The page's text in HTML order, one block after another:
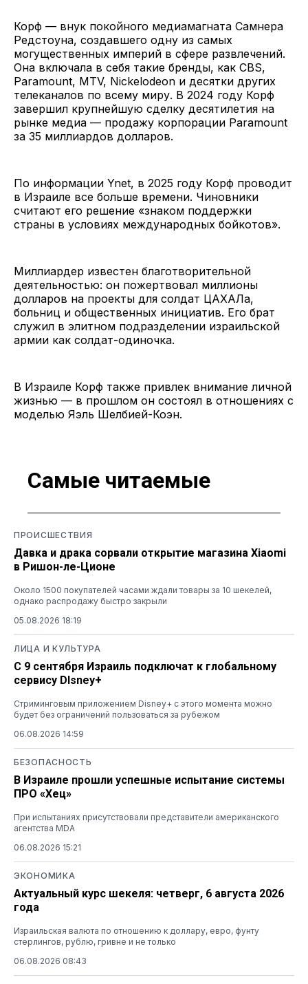
Корф — внук покойного медиамагната Самнера
Редстоуна, создавшего одну из самых
могущественных империй в сфере развлечений.
Она включала в себя такие бренды, как CBS,
Paramount, MTV, Nickelodeon и десятки других
телеканалов по всему миру. В 2024 году Корф
завершил крупнейшую сделку десятилетия на
рынке медиа — продажу корпорации Paramount
за 35 миллиардов долларов.
По информации Ynet, в 2025 году Корф проводит
в Израиле все больше времени. Чиновники
считают его решение «знаком поддержки
страны в условиях международных бойкотов».
Миллиардер известен благотворительной
деятельностью: он пожертвовал миллионы
долларов на проекты для солдат ЦАХАЛа,
больниц и общественных инициатив. Его брат
служил в элитном подразделении израильской
армии как солдат-одиночка.
В Израиле Корф также привлек внимание личной
жизнью — в прошлом он состоял в отношениях с
моделью Яэль Шелбией-Коэн.
Самые читаемые
ПРОИСШЕСТВИЯ
Давка и драка сорвали открытие магазина Xiaomi
в Ришон-ле-Ционе
Около 1500 покупателей часами ждали товары за 10 шекелей,
однако распродажу быстро закрыли
05.08.2026 18:19
ЛИЦА И КУЛЬТУРА
С 9 сентября Израиль подключат к глобальному
сервису DIsney+
Стриминговым приложением Disney+ с этого момента можно
будет без ограничений пользоваться за рубежом
06.08.2026 14:59
БЕЗОПАСНОСТЬ
В Израиле прошли успешные испытание системы
ПРО «Хец»
При испытаниях присутствовали представители американского
агентства MDA
06.08.2026 15:21
ЭКОНОМИКА
Актуальный курс шекеля: четверг, 6 августа 2026
года
Израильская валюта по отношению к доллару, евро, фунту
стерлингов, рублю, гривне и не только
06.08.2026 08:43